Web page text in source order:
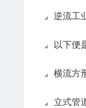
逆流工业
以下便是不
横流方
立式管道